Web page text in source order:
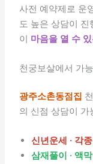
사전 예약제로 운
도 높은 상담이
이 마음을 열 수
천궁보살에서 가
광주소촌동점집
의 신점 상담이 가
신년운세 · 각
삼재풀이 · 액